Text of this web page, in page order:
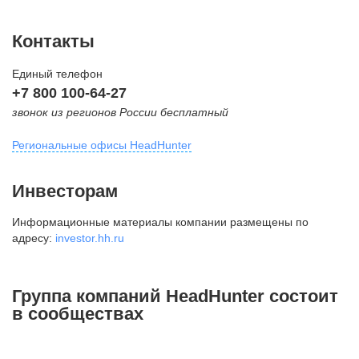
Контакты
Единый телефон
+7 800 100-64-27
звонок из регионов России бесплатный
Региональные офисы HeadHunter
внутригородская территория
Муниципальный округ Тверской,
2-я Брестская ул., д. 48,
+7 495 980-64-27
Инвесторам
Информационные материалы компании размещены по
адресу: investor.hh.ru
Группа компаний HeadHunter состоит
в сообществах